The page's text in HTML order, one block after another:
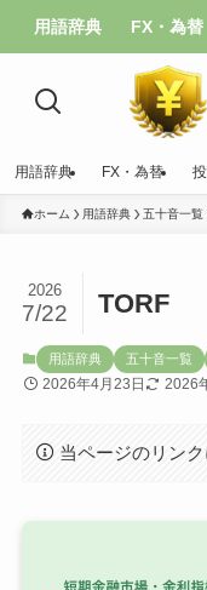
用語辞典 FX・為替
用語辞典 FX・為替
ホーム 用語辞典 五十音一覧
TORF
2026
7/22
用語辞典 五十音一覧
2026年4月23日 2026
当ページのリン